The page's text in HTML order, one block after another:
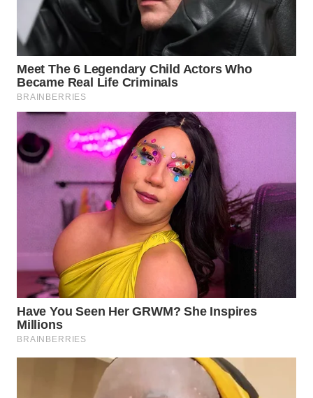
WN
LABUANBAJO
WN
BORNEO
Wahana
Group
WAHANA
NEWS
WAHANA
ADVOKAT
WAHANA
INFRASTRUKTUR